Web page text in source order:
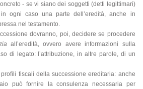
- se vi siano dei soggetti (detti legittimari)
ogni caso una parte dell’eredità, anche in
nel testamento.
dovranno, poi, decidere se procedere
all’eredità, ovvero avere informazioni sulla
di legato: l’attribuzione, in altre parole, di un
fiscali della successione ereditaria: anche
può fornire la consulenza necessaria per